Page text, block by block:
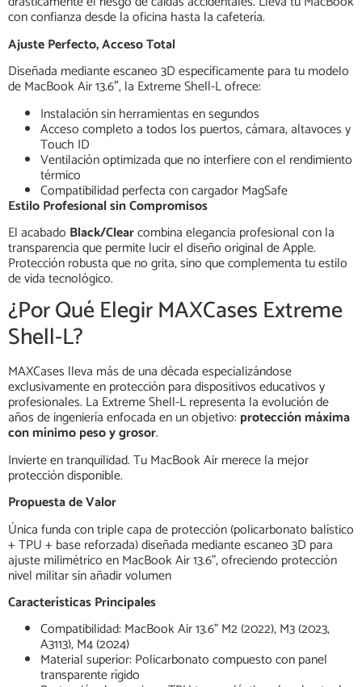
con confianza desde la oficina hasta la cafetería.
Ajuste Perfecto, Acceso Total
Diseñada mediante escaneo 3D específicamente para tu modelo
de MacBook Air 13.6″, la Extreme Shell-L ofrece:
Instalación sin herramientas en segundos
Acceso completo a todos los puertos, cámara, altavoces y
Touch ID
Ventilación optimizada que no interfiere con el rendimiento
térmico
Compatibilidad perfecta con cargador MagSafe
Estilo Profesional sin Compromisos
El acabado Black/Clearcombina elegancia profesional con la
transparencia que permite lucir el diseño original de Apple.
Protección robusta que no grita, sino que complementa tu estilo
de vida tecnológico.
¿Por Qué Elegir MAXCases Extreme
Shell-L?
MAXCases lleva más de una década especializándose
exclusivamente en protección para dispositivos educativos y
profesionales. La Extreme Shell-L representa la evolución de
años de ingeniería enfocada en un objetivo:protección máxima
con mínimo peso y grosor.
Invierte en tranquilidad. Tu MacBook Air merece la mejor
protección disponible.
Propuesta de Valor
Única funda con triple capa de protección (policarbonato balístico
+ TPU + base reforzada) diseñada mediante escaneo 3D para
ajuste milimétrico en MacBook Air 13.6", ofreciendo protección
nivel militar sin añadir volumen
Características Principales
Compatibilidad: MacBook Air 13.6" M2 (2022), M3 (2023,
A3113), M4 (2024)
Material superior: Policarbonato compuesto con panel
transparente rígido